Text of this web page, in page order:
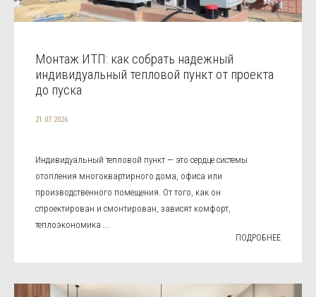
Монтаж ИТП: как собрать надежный
индивидуальный тепловой пункт от проекта
до пуска
21.07.2026
Индивидуальный тепловой пункт — это сердце системы
отопления многоквартирного дома, офиса или
производственного помещения. От того, как он
спроектирован и смонтирован, зависят комфорт,
теплоэкономика ...
ПОДРОБНЕЕ